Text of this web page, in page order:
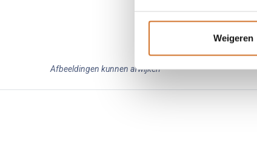
Weigeren
Afbeeldingen kunnen afwijken